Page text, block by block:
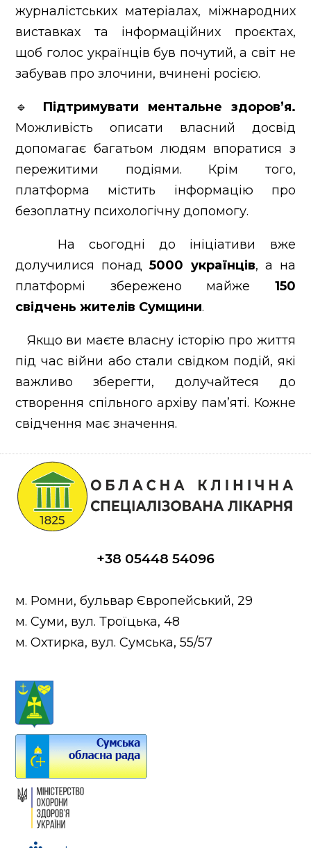
журналістських матеріалах, міжнародних
виставках та інформаційних проєктах,
щоб голос українців був почутий, а світ не
забував про злочини, вчинені росією.
🔹 Підтримувати ментальне здоров’я.
Можливість описати власний досвід
допомагає багатьом людям впоратися з
пережитими подіями. Крім того,
платформа містить інформацію про
безоплатну психологічну допомогу.
На сьогодні до ініціативи вже
долучилися понад5000 українців, а на
платформі збережено майже 150
свідчень жителів Сумщини.
Якщо ви маєте власну історію про життя
під час війни або стали свідком подій, які
важливо зберегти, долучайтеся до
створення спільного архіву пам’яті. Кожне
свідчення має значення.
+38 05448 54096
м. Ромни, бульвар Європейський, 29
м. Суми, вул. Троїцька, 48
м. Охтирка, вул. Сумська, 55/57